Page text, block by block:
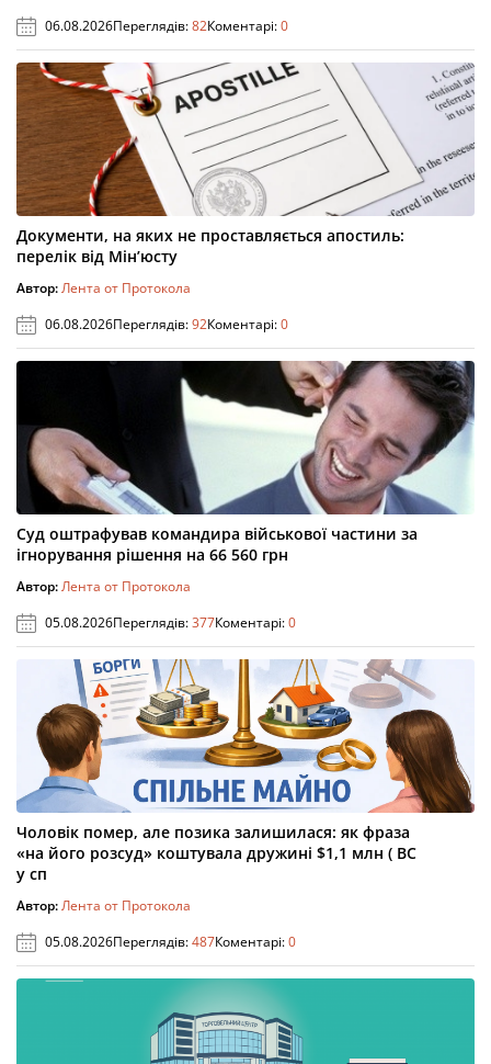
06.08.2026Переглядів:82Коментарі:0
Документи, на яких не проставляється апостиль:
перелік від Мін’юсту
Автор:Лента от Протокола
06.08.2026Переглядів:92Коментарі:0
Суд оштрафував командира військової частини за
ігнорування рішення на 66 560 грн
Автор:Лента от Протокола
05.08.2026Переглядів:377Коментарі:0
Чоловік помер, але позика залишилася: як фраза
«на його розсуд» коштувала дружині $1,1 млн ( ВС
у сп
Автор:Лента от Протокола
05.08.2026Переглядів:487Коментарі:0